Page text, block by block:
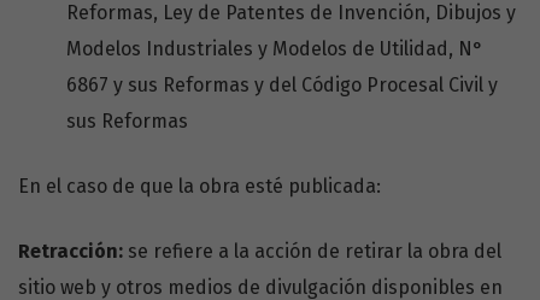
Reformas, Ley de Patentes de Invención, Dibujos y
Modelos Industriales y Modelos de Utilidad, N°
6867 y sus Reformas y del Código Procesal Civil y
sus Reformas
En el caso de que la obra esté publicada:
Retracción: se refiere a la acción de retirar la obra del
sitio web y otros medios de divulgación disponibles en